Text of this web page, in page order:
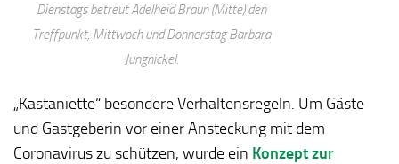
Dienstags betreut Adelheid Braun (Mitte) den
Treffpunkt, Mittwoch und Donnerstag Barbara
Jungnickel.
„Kastaniette“ besondere Verhaltensregeln. Um Gäste
und Gastgeberin vor einer Ansteckung mit dem
Coronavirus zu schützen, wurde ein Konzept zur